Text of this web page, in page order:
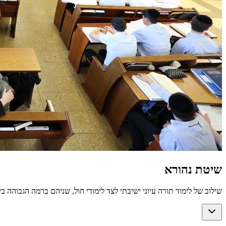
שיטת נהורא
שילוב של לימוד תורה עיוני ישיבתי לצד לימודי חול, שניהם ברמה הגבוהה